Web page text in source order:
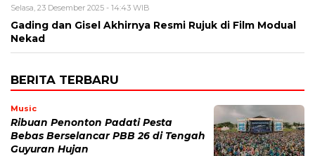
Selasa, 23 Desember 2025 - 14:43 WIB
Gading dan Gisel Akhirnya Resmi Rujuk di Film Modual
Nekad
BERITA TERBARU
Music
Ribuan Penonton Padati Pesta
Bebas Berselancar PBB 26 di Tengah
Guyuran Hujan